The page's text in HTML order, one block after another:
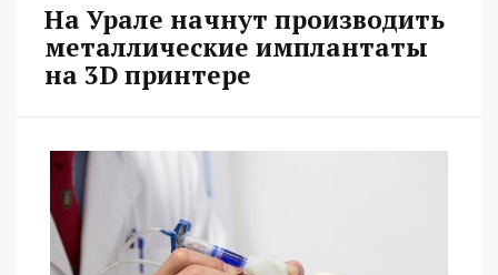
На Урале начнут производить
металлические имплантаты
на 3D принтере